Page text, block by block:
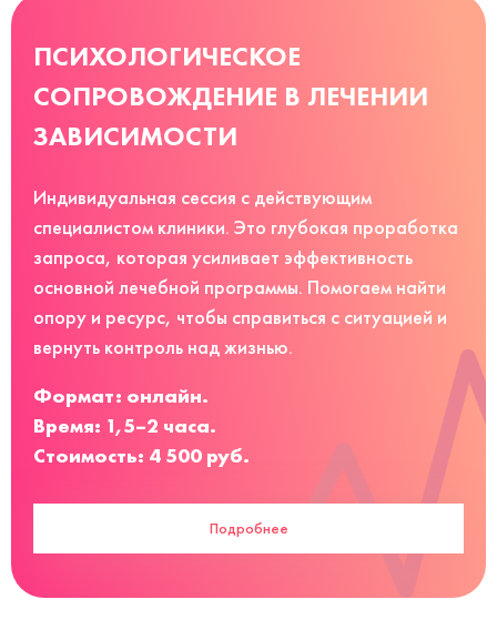
ПСИХОЛОГИЧЕСКОЕ
СОПРОВОЖДЕНИЕ В ЛЕЧЕНИИ
ЗАВИСИМОСТИ
Индивидуальная сессия с действующим
специалистом клиники. Это глубокая проработка
запроса, которая усиливает эффективность
основной лечебной программы. Помогаем найти
опору и ресурс, чтобы справиться с ситуацией и
вернуть контроль над жизнью.
Формат: онлайн.
Время: 1,5–2 часа.
Стоимость: 4 500 руб.
Подробнее